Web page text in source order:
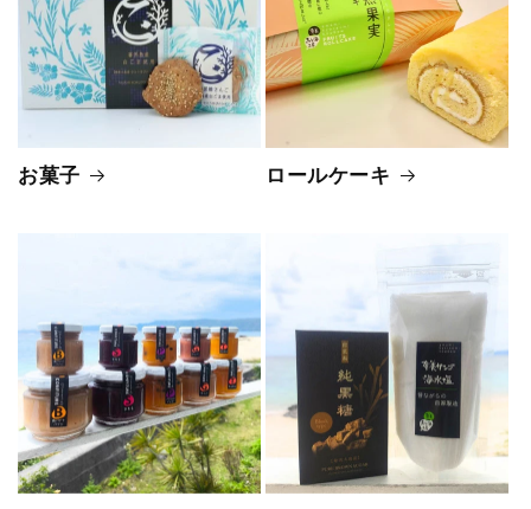
お菓子 ロールケーキ